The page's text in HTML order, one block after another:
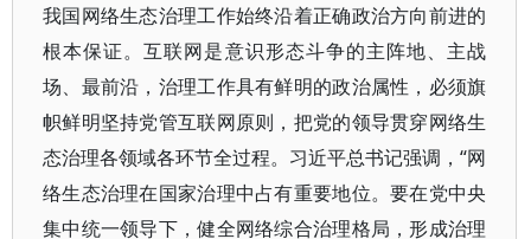
我国网络生态治理工作始终沿着正确政治方向前进的
根本保证。互联网是意识形态斗争的主阵地、主战
场、最前沿，治理工作具有鲜明的政治属性，必须旗
帜鲜明坚持党管互联网原则，把党的领导贯穿网络生
态治理各领域各环节全过程。习近平总书记强调，“网
络生态治理在国家治理中占有重要地位。要在党中央
集中统一领导下，健全网络综合治理格局，形成治理